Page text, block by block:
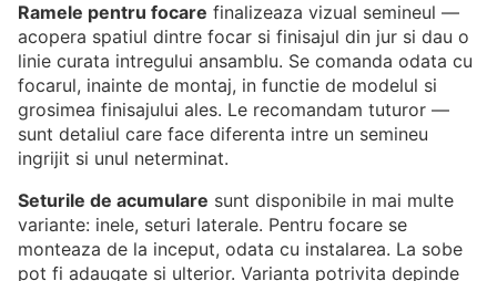
Ramele pentru focare finalizeaza vizual semineul —
acopera spatiul dintre focar si finisajul din jur si dau o
linie curata intregului ansamblu. Se comanda odata cu
focarul, inainte de montaj, in functie de modelul si
grosimea finisajului ales. Le recomandam tuturor —
sunt detaliul care face diferenta intre un semineu
ingrijit si unul neterminat.
Seturile de acumulare sunt disponibile in mai multe
variante: inele, seturi laterale. Pentru focare se
monteaza de la inceput, odata cu instalarea. La sobe
pot fi adaugate si ulterior. Varianta potrivita depinde